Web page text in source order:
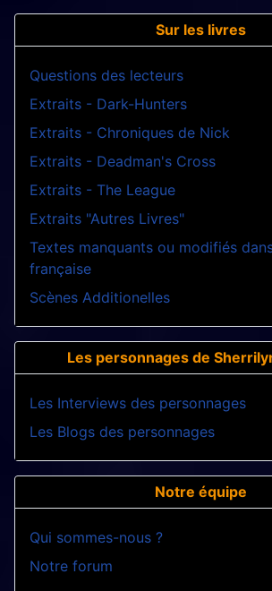
Sur les livres
Questions des lecteurs
Extraits - Dark-Hunters
Extraits - Chroniques de Nick
Extraits - Deadman's Cross
Extraits - The League
Extraits "Autres Livres"
Textes manquants ou modifiés
française
Scènes Additionelles
Les personnages de
Les Interviews des personnages
Les Blogs des personnages
Notre équipe
Qui sommes-nous ?
Notre forum